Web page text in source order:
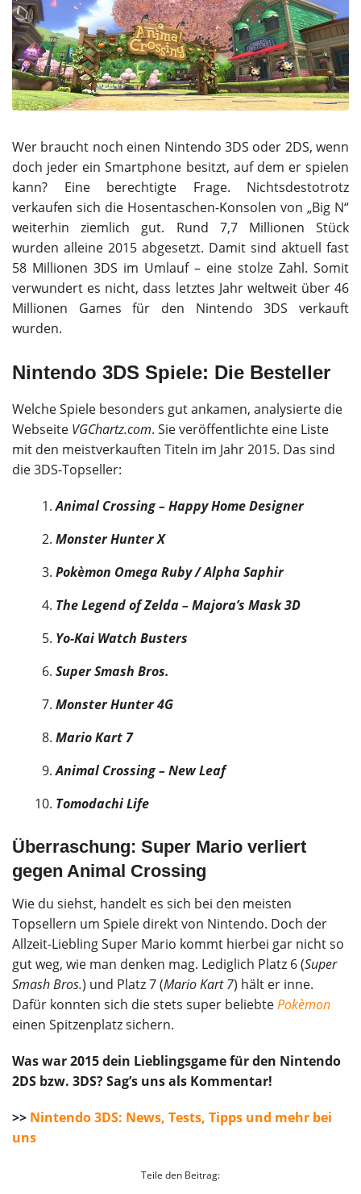
Wer braucht noch einen Nintendo 3DS oder 2DS, wenn
doch jeder ein Smartphone besitzt, auf dem er spielen
kann? Eine berechtigte Frage. Nichtsdestotrotz
verkaufen sich die Hosentaschen-Konsolen von „Big N“
weiterhin ziemlich gut. Rund 7,7 Millionen Stück
wurden alleine 2015 abgesetzt. Damit sind aktuell fast
58 Millionen 3DS im Umlauf – eine stolze Zahl. Somit
verwundert es nicht, dass letztes Jahr weltweit über 46
Millionen Games für den Nintendo 3DS verkauft
wurden.
Nintendo 3DS Spiele: Die Besteller
Welche Spiele besonders gut ankamen, analysierte die
Webseite VGChartz.com. Sie veröffentlichte eine Liste
mit den meistverkauften Titeln im Jahr 2015. Das sind
die 3DS-Topseller:
Animal Crossing – Happy Home Designer
Monster Hunter X
Pokèmon Omega Ruby / Alpha Saphir
The Legend of Zelda – Majora’s Mask 3D
Yo-Kai Watch Busters
Super Smash Bros.
Monster Hunter 4G
Mario Kart 7
Animal Crossing – New Leaf
Tomodachi Life
Überraschung: Super Mario verliert
gegen Animal Crossing
Wie du siehst, handelt es sich bei den meisten
Topsellern um Spiele direkt von Nintendo. Doch der
Allzeit-Liebling Super Mario kommt hierbei gar nicht so
gut weg, wie man denken mag. Lediglich Platz 6 (Super
Smash Bros.) und Platz 7 (Mario Kart 7) hält er inne.
Dafür konnten sich die stets super beliebtePokèmon
einen Spitzenplatz sichern.
Was war 2015 dein Lieblingsgame für den Nintendo
2DS bzw. 3DS? Sag’s uns als Kommentar!
>> Nintendo 3DS: News, Tests, Tipps und mehr bei
uns
Teile den Beitrag: